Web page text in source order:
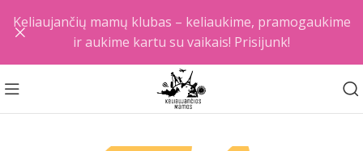
Keliaujančių mamų klubas – keliaukime, pramogaukime
ir aukime kartu su vaikais! Prisijunk!